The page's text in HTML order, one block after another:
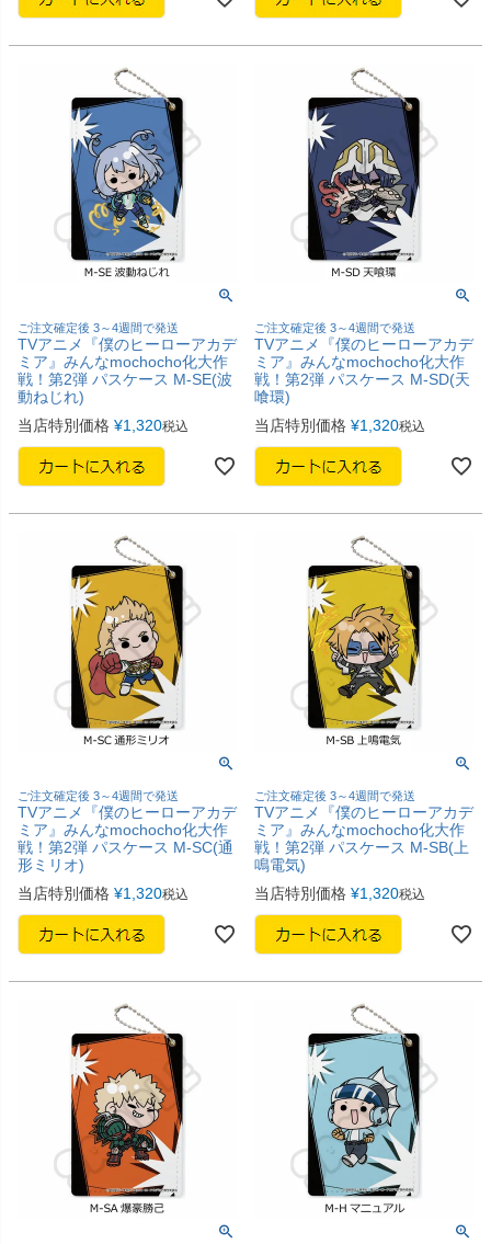
ご注文確定後 3～4週間で発送
TVアニメ『僕のヒーローアカデ
ミア』みんなmochocho化大作
戦！第2弾 パスケース M-SE(波
動ねじれ)
当店特別価格 ¥1,320税込
ご注文確定後 3～4週間で発送
TVアニメ『僕のヒーローアカデ
ミア』みんなmochocho化大作
戦！第2弾 パスケース M-SD(天
喰環)
当店特別価格 ¥1,320税込
ご注文確定後 3～4週間で発送
TVアニメ『僕のヒーローアカデ
ミア』みんなmochocho化大作
戦！第2弾 パスケース M-SC(通
形ミリオ)
当店特別価格 ¥1,320税込
ご注文確定後 3～4週間で発送
TVアニメ『僕のヒーローアカデ
ミア』みんなmochocho化大作
戦！第2弾 パスケース M-SB(上
鳴電気)
当店特別価格 ¥1,320税込